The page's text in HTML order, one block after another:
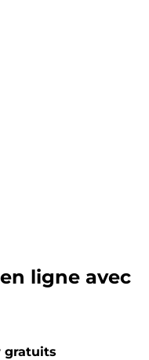
ligne avec
gratuits